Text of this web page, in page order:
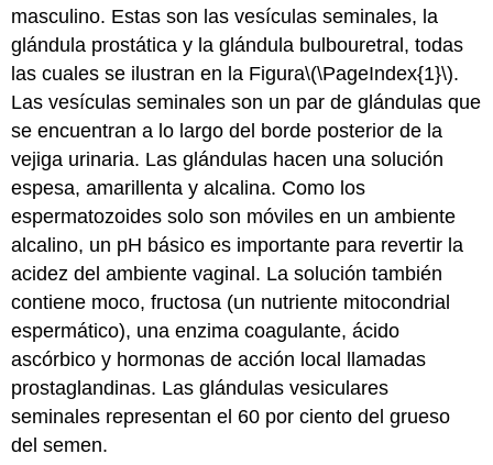
masculino. Estas son las vesículas seminales, la
glándula prostática y la glándula bulbouretral, todas
las cuales se ilustran en la Figura\(\PageIndex{1}\).
Lasvesículas seminales son un par de glándulas que
se encuentran a lo largo del borde posterior de la
vejiga urinaria. Las glándulas hacen una solución
espesa, amarillenta y alcalina. Como los
espermatozoides solo son móviles en un ambiente
alcalino, un pH básico es importante para revertir la
acidez del ambiente vaginal. La solución también
contiene moco, fructosa (un nutriente mitocondrial
espermático), una enzima coagulante, ácido
ascórbico y hormonas de acción local llamadas
prostaglandinas. Las glándulas vesiculares
seminales representan el 60 por ciento del grueso
del semen.